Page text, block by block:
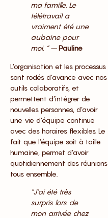
ma famille. Le
télétravail a
vraiment été une
aubaine pour
moi. “ – Pauline
L’organisation et les processus
sont rodés d’avance avec nos
outils collaboratifs, et
permettent d’intégrer de
nouvelles personnes, d’avoir
une vie d’équipe continue
avec des horaires flexibles. Le
fait que l’équipe soit à taille
humaine, permet d’avoir
quotidiennement des réunions
tous ensemble.
“J’ai été très
surpris lors de
mon arrivée chez